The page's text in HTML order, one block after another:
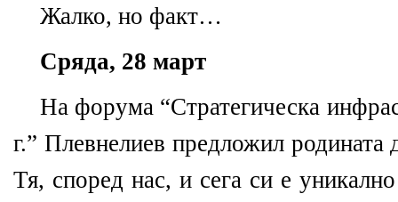
Жалко, но факт…
Сряда, 28 март
На форума “Стратегическа
г.” Плевнелиев предложил родината
Тя, според нас, и сега си е